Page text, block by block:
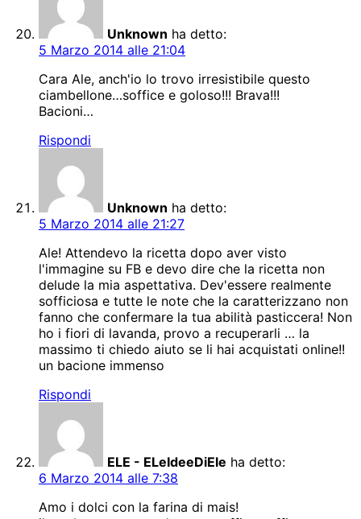
Unknown ha detto:
5 Marzo 2014 alle 21:04
Cara Ale, anch'io lo trovo irresistibile questo
ciambellone…soffice e goloso!!! Brava!!!
Bacioni…
Rispondi
Unknown ha detto:
5 Marzo 2014 alle 21:27
Ale! Attendevo la ricetta dopo aver visto
l'immagine su FB e devo dire che la ricetta non
delude la mia aspettativa. Dev'essere realmente
sofficiosa e tutte le note che la caratterizzano non
fanno che confermare la tua abilità pasticcera! Non
ho i fiori di lavanda, provo a recuperarli … la
massimo ti chiedo aiuto se li hai acquistati online!!
un bacione immenso
Rispondi
ELE - ELeIdeeDiEle ha detto:
6 Marzo 2014 alle 7:38
Amo i dolci con la farina di mais!